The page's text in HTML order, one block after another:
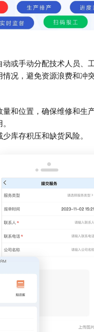
或手动分配技术人员、工
况，避免资源浪费和冲突
量和位置，确保维修和生
库存积压和缺货风险。